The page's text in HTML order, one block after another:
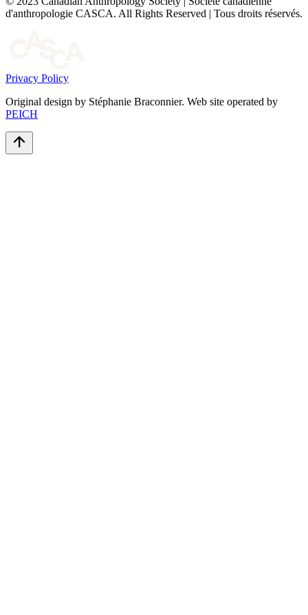
d'anthropologie CASCA. All Rights Reserved | Tous droits réservés.
Privacy Policy
Original design by Stéphanie Braconnier. Web site operated by
PEICH